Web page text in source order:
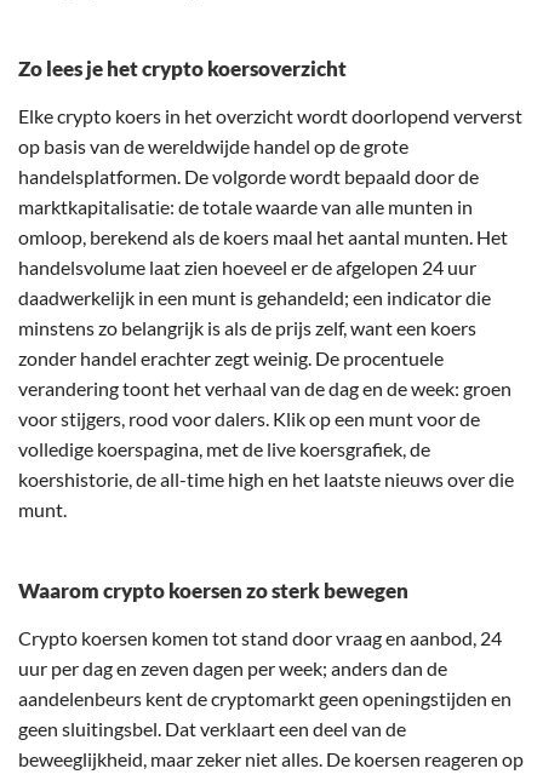
Zo lees je het crypto koersoverzicht
Elke crypto koers in het overzicht wordt doorlopend ververst
op basis van de wereldwijde handel op de grote
handelsplatformen. De volgorde wordt bepaald door de
marktkapitalisatie: de totale waarde van alle munten in
omloop, berekend als de koers maal het aantal munten. Het
handelsvolume laat zien hoeveel er de afgelopen 24 uur
daadwerkelijk in een munt is gehandeld; een indicator die
minstens zo belangrijk is als de prijs zelf, want een koers
zonder handel erachter zegt weinig. De procentuele
verandering toont het verhaal van de dag en de week: groen
voor stijgers, rood voor dalers. Klik op een munt voor de
volledige koerspagina, met de live koersgrafiek, de
koershistorie, de all-time high en het laatste nieuws over die
munt.
Waarom crypto koersen zo sterk bewegen
Crypto koersen komen tot stand door vraag en aanbod, 24
uur per dag en zeven dagen per week; anders dan de
aandelenbeurs kent de cryptomarkt geen openingstijden en
geen sluitingsbel. Dat verklaart een deel van de
beweeglijkheid, maar zeker niet alles. De koersen reageren op